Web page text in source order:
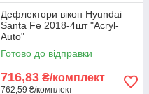
Дефлектори вікон Hyundai
Santa Fe 2018-4шт "Acryl-
Auto"
Готово до відправки
716,83 ₴/комплект
762,59 ₴/комплект